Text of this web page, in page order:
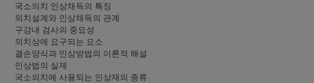
국소의치 인상채득의 특징
의치설계와 인상채득의 관계
구강내 검사의 중요성
의치상에 요구되는 요소
결손양식과 인상방법의 이론적 해설
인상법의 실제
국소의치에 사용되는 인상재의 종류